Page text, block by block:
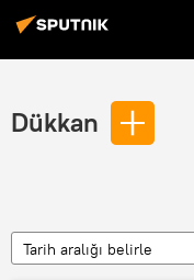
Dükkan
Tarih aralığı belirle